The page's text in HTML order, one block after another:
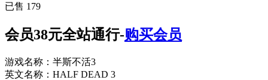
已售 179
会员38元全站通行-购买会员
游戏名称：半斯不活3
英文名称：HALF DEAD 3